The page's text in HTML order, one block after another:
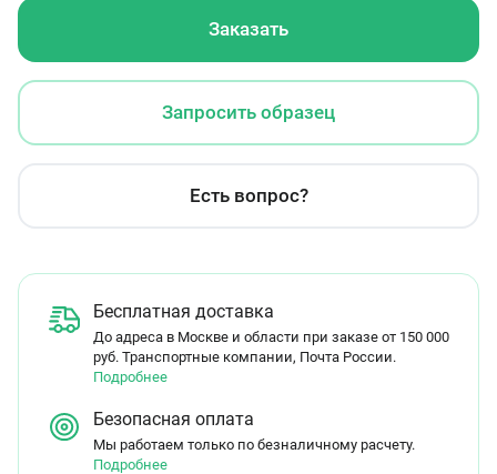
Заказать
Запросить образец
Есть вопрос?
Бесплатная доставка
До адреса в Москве и области при заказе от 150 000
руб. Транспортные компании, Почта России.
Подробнее
Безопасная оплата
Мы работаем только по безналичному расчету.
Подробнее